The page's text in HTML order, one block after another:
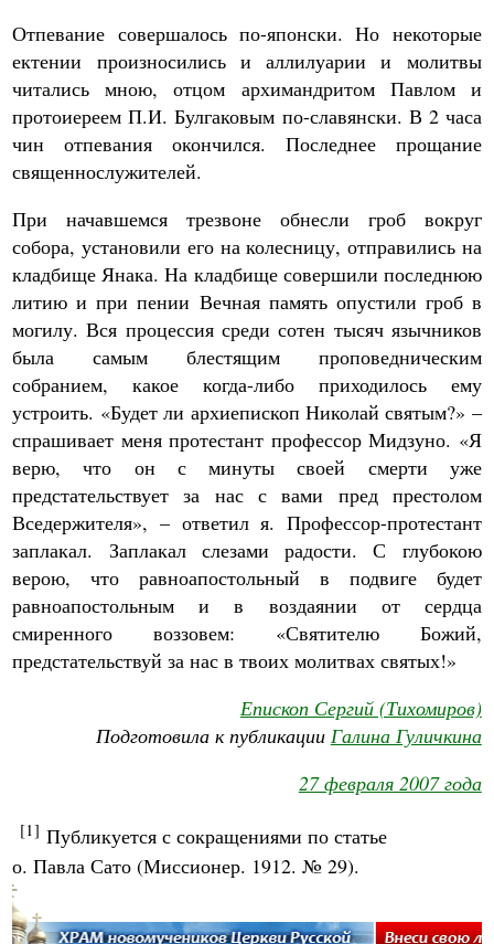
Отпевание совершалось по-японски. Но некоторые
ектении произносились и аллилуарии и молитвы
читались мною, отцом архимандритом Павлом и
протоиереем П.И. Булгаковым по-славянски. В 2 часа
чин отпевания окончился. Последнее прощание
священнослужителей.
При начавшемся трезвоне обнесли гроб вокруг
собора, установили его на колесницу, отправились на
кладбище Янака. На кладбище совершили последнюю
литию и при пении Вечная память опустили гроб в
могилу. Вся процессия среди сотен тысяч язычников
была самым блестящим проповедническим
собранием, какое когда-либо приходилось ему
устроить. «Будет ли архиепископ Николай святым?» –
спрашивает меня протестант профессор Мидзуно. «Я
верю, что он с минуты своей смерти уже
предстательствует за нас с вами пред престолом
Вседержителя», – ответил я. Профессор-протестант
заплакал. Заплакал слезами радости. С глубокою
верою, что равноапостольный в подвиге будет
равноапостольным и в воздаянии от сердца
смиренного воззовем: «Святителю Божий,
предстательствуй за нас в твоих молитвах святых!»
Епископ Сергий (Тихомиров)
Подготовила к публикации Галина Гуличкина
27 февраля 2007 года
[1] Публикуется с сокращениями по статье
о. Павла Сато (Миссионер. 1912. № 29).